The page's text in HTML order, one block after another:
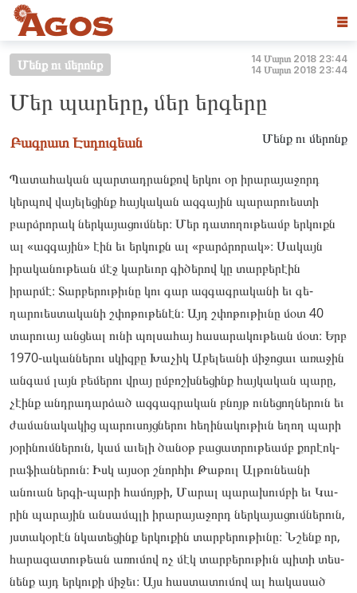
☰
Մենք ու մերոնք
14 Մարտ 2018 23:44
14 Մարտ 2018 23:44
Մեր պարերը, մեր երգերը
Բագրատ Էսդուգեան Մենք ու մերոնք
Պատահական պարտադրանքով երկու օր իրարայաջորդ
կերպով վայելեցինք հայկական ազգային պարարուեստի
բարձրորակ ներկայացումներ։ Մեր դատողութեամբ երկուքն
ալ «ազգային» էին եւ երկուքն ալ «բարձրորակ»։ Սակայն
իրականութեան մէջ կարեւոր գիծերով կը տարբերէին
իրարմէ։ Տարբերութիւնը կու գար ազգագրականի եւ գե­
ղարուես­տա­կանի շփո­թու­թե­նէն։ Այդ շփո­թու­թիւնը մօտ 40
տա­րուայ ան­ցեալ ու­նի պոլ­սա­հայ հա­սարա­կու­թեան մօտ։ Երբ
1970-ական­նե­րու սկիզ­բը Խա­չիկ Աբե­լեանի մի­ջոցաւ առա­ջին
ան­գամ լայն բե­մերու վրայ ըմ­բոշխնե­ցինք հայ­կա­կան պա­րը,
չէինք անդրա­դար­ձած ազ­գագրա­կան բնոյթ ու­նե­ցող­նե­րուն եւ
ժա­մանա­կակից պա­րու­սոյցնե­րու հե­ղինա­կու­թիւն եղող պա­րի
յօ­րինումնե­րուն, կամ աւե­լի ծա­նօթ բա­ցատ­րութեամբ քո­րէոկ­
րա­ֆիանե­րուն։ Իսկ այ­սօր շնոր­հիւ Թա­­թուլ Ալ­­թունեանի
անուան եր­­գի-պա­­րի հա­­մոյ­­թի, Մա­­րալ պա­­րախումբի եւ Կա­­
րին պա­­րային ան­­սամպլի իրա­­րայա­­ջորդ ներ­­կա­­­յացումնե­­րուն,
յստա­­կօրէն նկա­­տեցինք եր­­կուքին տար­­բե­­­րու­­թիւնը։ Նշենք որ,
հա­­րազա­­տու­­թեան առու­­մով ոչ մէկ տար­­բե­­­րու­­թիւն պի­­տի տես­­
նենք այդ եր­­կուքի մի­­ջեւ։ Այս հաս­­տա­­­տու­­մով ալ հա­­կասած